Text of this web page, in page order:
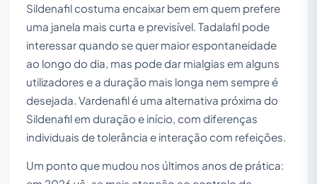
Sildenafil costuma encaixar bem em quem prefere
uma janela mais curta e previsível. Tadalafil pode
interessar quando se quer maior espontaneidade
ao longo do dia, mas pode dar mialgias em alguns
utilizadores e a duração mais longa nem sempre é
desejada. Vardenafil é uma alternativa próxima do
Sildenafil em duração e início, com diferenças
individuais de tolerância e interação com refeições.
Um ponto que mudou nos últimos anos de prática: